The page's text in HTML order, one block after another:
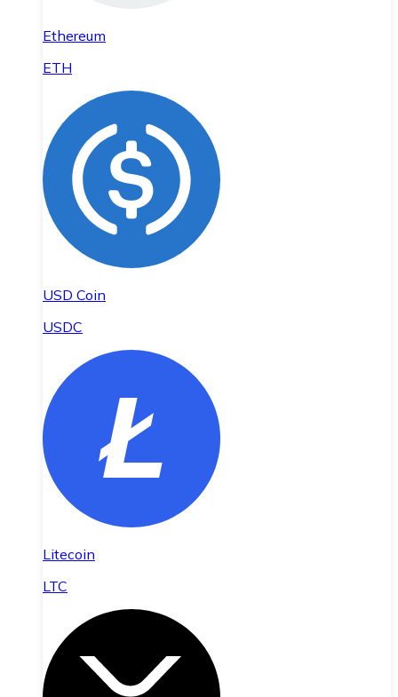
Ethereum
ETH
USD Coin
USDC
Litecoin
LTC